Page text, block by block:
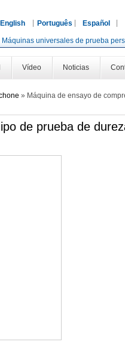
English Português Español
Máquinas universales de prueba
Vídeo Noticias
» Máquina de ensayo de
de prueba de